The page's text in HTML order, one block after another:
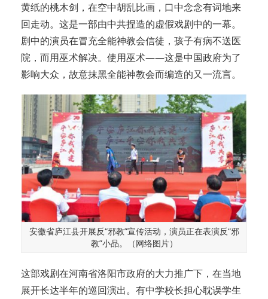
黄纸的桃木剑，在空中胡乱比画，口中念念有词地来
回走动。这是一部由中共捏造的虚假戏剧中的一幕。
剧中的演员在冒充全能神教会信徒，孩子有病不送医
院，而用巫术解决。使用巫术——这是中国政府为了
影响大众，故意抹黑全能神教会而编造的又一流言。
安徽省庐江县开展反“邪教”宣传活动，演员正在表演反“邪
教”小品。（网络图片）
这部戏剧在河南省洛阳市政府的大力推广下，在当地
展开长达半年的巡回演出。有中学校长担心耽误学生